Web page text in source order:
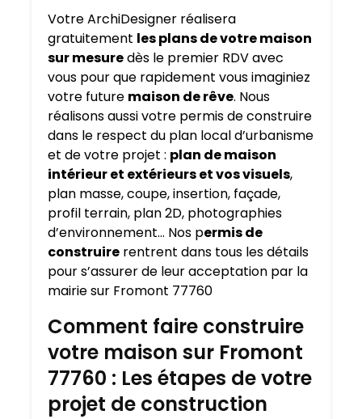
Votre ArchiDesigner réalisera
gratuitement les plans de votre maison
sur mesuredès le premier RDV avec
vous pour que rapidement vous imaginiez
votre future maison de rêve. Nous
réalisons aussi votre permis de construire
dans le respect du plan local d’urbanisme
et de votre projet : plan de maison
intérieur et extérieurs et vos visuels,
plan masse, coupe, insertion, façade,
profil terrain, plan 2D, photographies
d’environnement… Nos permis de
construire rentrent dans tous les détails
pour s’assurer de leur acceptation par la
mairie sur Fromont 77760
Comment faire construire
votre maison sur Fromont
77760 : Les étapes de votre
projet de construction